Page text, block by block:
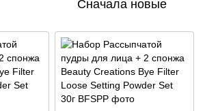
Сначала новые